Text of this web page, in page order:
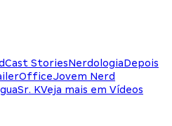
StoriesNerdologiaDepois
Jovem Nerd
Sr. KVeja mais em Vídeos